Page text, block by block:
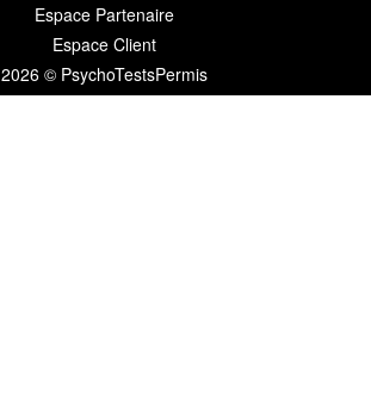
Espace Partenaire
Espace Client
2026 © PsychoTestsPermis